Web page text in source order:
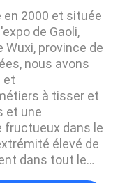
2000 et située
de Gaoli,
Wuxi, province de
nous avons
et
à tisser et
et une
fructueux dans le
élevé de
dans tout le